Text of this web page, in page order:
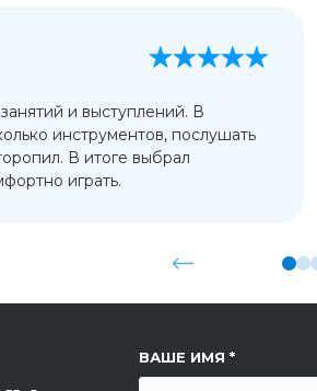
и выступлений. В
инструментов, послушать
В итоге выбрал
играть.
ВАШЕ ИМЯ
ССЫЛКА НА СТРАНИЦУ